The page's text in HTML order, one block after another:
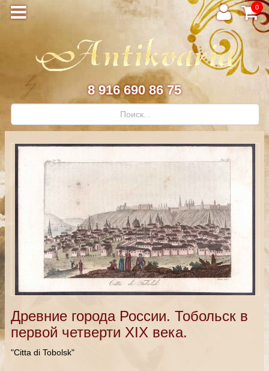
0
8 916 690 86 75
Древние города России. Тобольск в
первой четверти XIX века.
"Citta di Tobolsk"